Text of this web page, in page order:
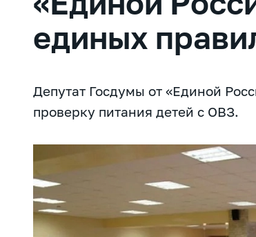
единых
Депутат Госдумы от «Единой
проверку питания детей с ОВЗ.